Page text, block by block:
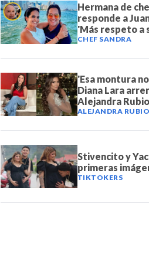
Hermana de
responde a
'Más respeto a
CHEF SANDRA
'Esa montura
Diana Lara
Alejandra Rubio
ALEJANDRA RUBIO
Stivencito y
primeras
TIKTOKERS